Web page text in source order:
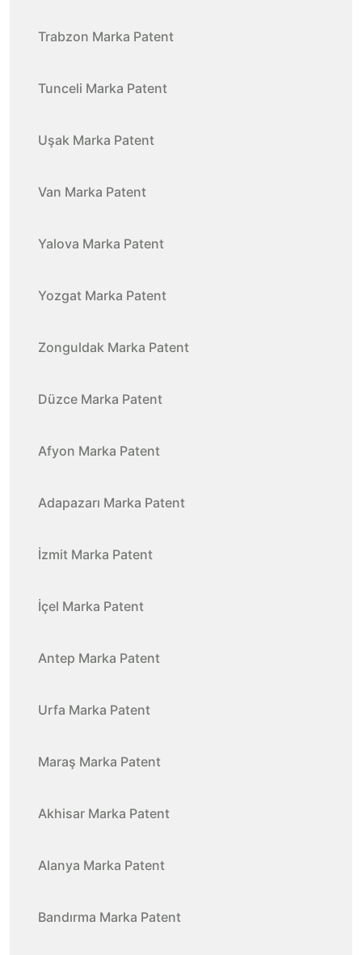
Trabzon Marka Patent
Tunceli Marka Patent
Uşak Marka Patent
Van Marka Patent
Yalova Marka Patent
Yozgat Marka Patent
Zonguldak Marka Patent
Düzce Marka Patent
Afyon Marka Patent
Adapazarı Marka Patent
İzmit Marka Patent
İçel Marka Patent
Antep Marka Patent
Urfa Marka Patent
Maraş Marka Patent
Akhisar Marka Patent
Alanya Marka Patent
Bandırma Marka Patent